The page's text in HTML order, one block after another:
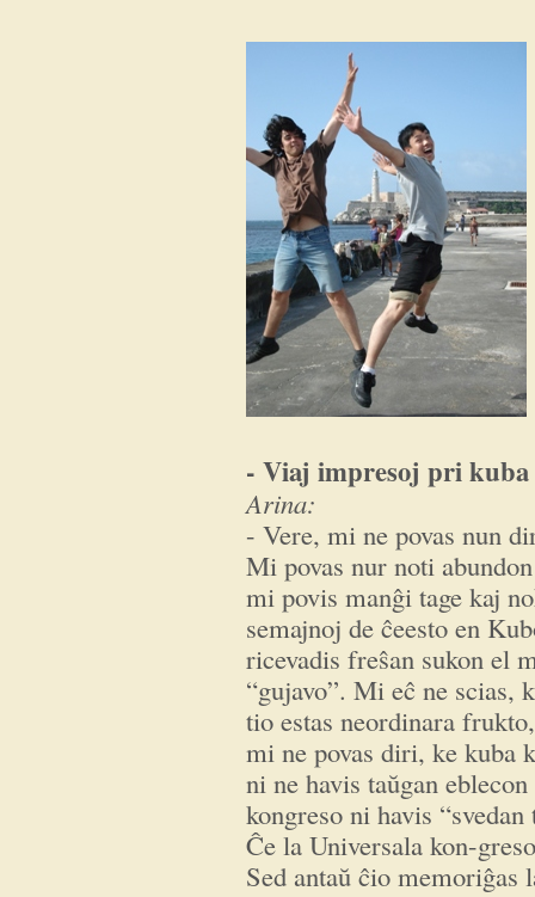
- Viaj impresoj pri
Arina:
- Vere, mi ne povas nun
Mi povas nur noti
mi povis manĝi tage kaj
semajnoj de ĉeesto en
ricevadis freŝan sukon el
“gujavo”. Mi eĉ ne
tio estas neordinara
mi ne povas diri, ke kuba
ni ne havis taŭgan
kongreso ni havis
Ĉe la Universala kon-
Sed antaŭ ĉio